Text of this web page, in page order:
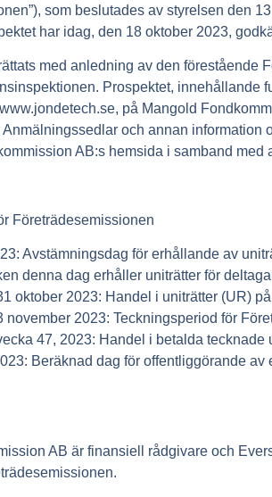
som beslutades av styrelsen den
har idag, den 18 oktober 2023,
med anledning av den förestående
Prospektet, innehållande
på Mangold
Anmälningssedlar och annan
AB:s hemsida i samband med
Företrädesemissionen
Avstämningsdag för erhållande av
denna dag erhåller uniträtter för
oktober 2023: Handel i uniträtter (UR)
november 2023: Teckningsperiod för
47, 2023: Handel i betalda
Beräknad dag för offentliggörande av
AB är finansiell rådgivare och